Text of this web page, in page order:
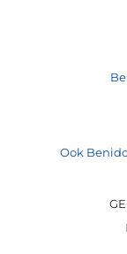
Ook